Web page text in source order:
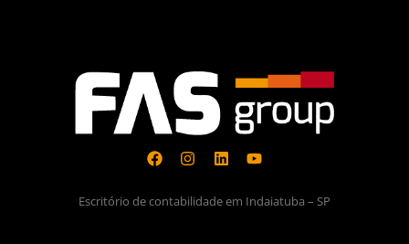
Escritório de contabilidade em Indaiatuba – SP